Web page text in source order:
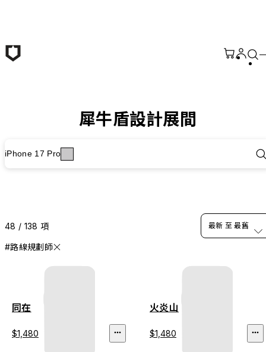
犀牛盾設計展間
iPhone 17 Pro
48 / 138 項
#路線規劃師
最新 至 最舊
同在
$1,480
火炎山
$1,480